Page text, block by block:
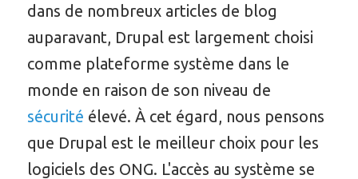
dans de nombreux articles de blog
auparavant, Drupal est largement choisi
comme plateforme système dans le
monde en raison de son niveau de
sécurité élevé. À cet égard, nous pensons
que Drupal est le meilleur choix pour les
logiciels des ONG. L'accès au système se